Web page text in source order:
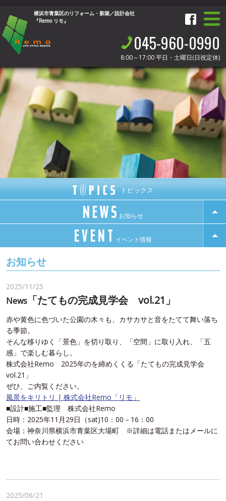
横浜市青葉区のリフォーム・新築／設計会社
『Remo リモ』
045-960-0990
8:00～17:00平日・土曜日(日祝定休)
トピックス
NEWS お知らせ
EVENT イベント情報
お知らせ
2025/11/25
News 「たてもの完成見学会 vol.21」
赤や黄色に色づいた公園の木々も、カサカサと音をたてて舞い落ち
る季節。
そんな移りゆく「景色」を切り取り、「空間」に取り入れ、「五
感」で楽しむ暮らし。
株式会社Remo 2025年のを締めくくる「たてもの完成見学会
vol.21」
ぜひ、ご内覧ください。
風景をキリトリ | 株式会社Remo「リモ」
■設計■施工■監理 株式会社Remo
日時：2025年11月29日（sat)10：00－16：00
会場：神奈川県横浜市青葉区大場町 ※詳細は電話またはメールに
てお問い合わせください
2025/06/21